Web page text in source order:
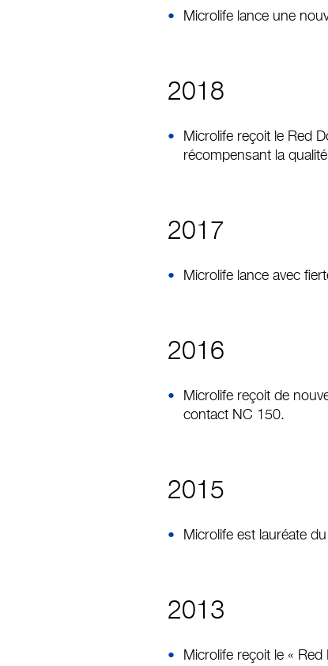
Microlife lance une
2018
Microlife reçoit le Red
récompensant la
2017
Microlife lance avec
2016
Microlife reçoit de
contact NC 150.
2015
Microlife est lauréate
2013
Microlife reçoit le «